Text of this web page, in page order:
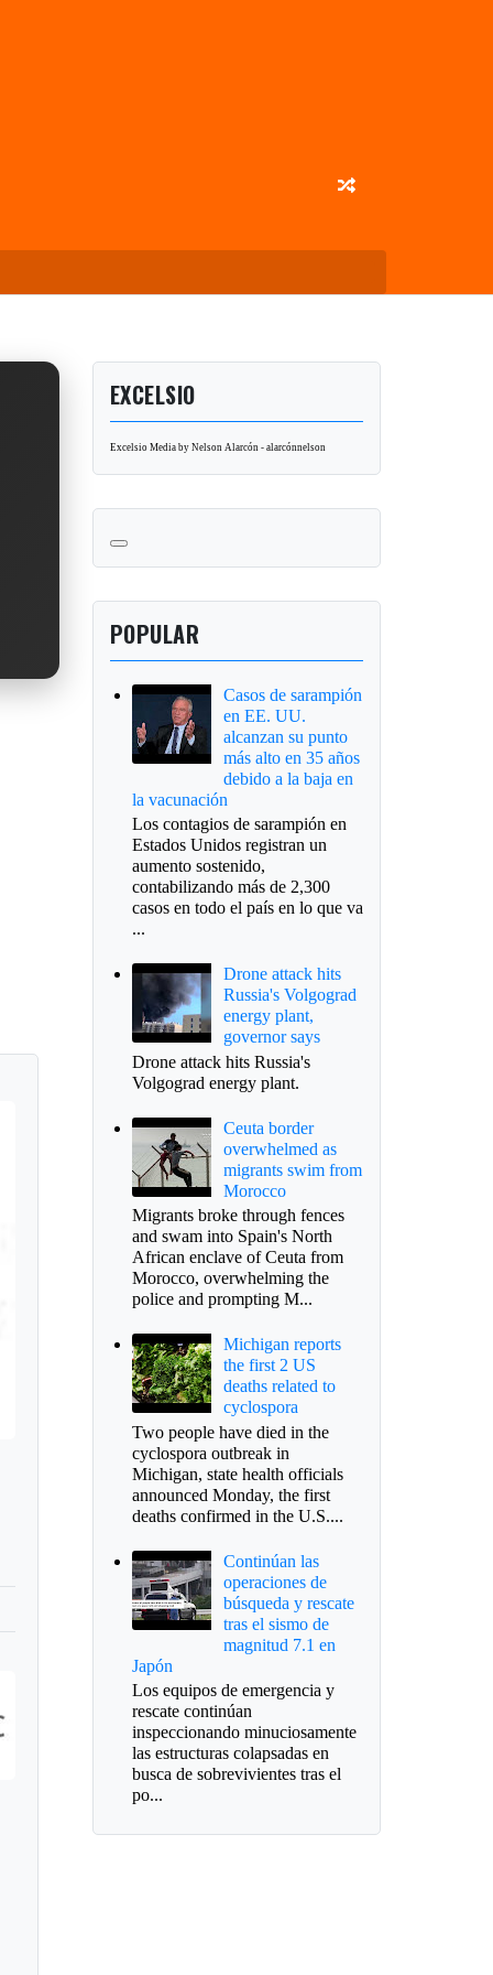
EXCELSIO
Excelsio Media by Nelson Alarcón - alarcónnelson
POPULAR
Casos de sarampión
en EE. UU.
alcanzan su punto
más alto en 35 años
debido a la baja en
la vacunación
Los contagios de sarampión en
Estados Unidos registran un
aumento sostenido,
contabilizando más de 2,300
casos en todo el país en lo que va
...
Drone attack hits
Russia's Volgograd
energy plant,
governor says
Drone attack hits Russia's
Volgograd energy plant.
Ceuta border
overwhelmed as
migrants swim from
Morocco
Migrants broke through fences
and swam into Spain's North
African enclave of Ceuta from
Morocco, overwhelming the
police and prompting M...
Michigan reports
the first 2 US
deaths related to
cyclospora
Two people have died in the
cyclospora outbreak in
Michigan, state health officials
announced Monday, the first
deaths confirmed in the U.S....
Continúan las
operaciones de
búsqueda y rescate
tras el sismo de
magnitud 7.1 en
Japón
Los equipos de emergencia y
rescate continúan
inspeccionando minuciosamente
las estructuras colapsadas en
busca de sobrevivientes tras el
po...